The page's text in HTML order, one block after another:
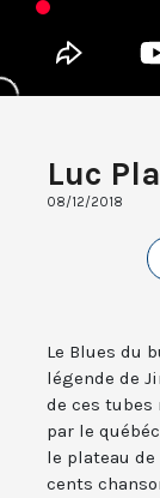
Luc
08/12/2018
Le Blues du
légende de
de ces
par le
le plateau
cents